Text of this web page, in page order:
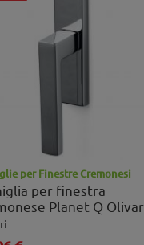
per Finestre Cremonesi
per finestra
Planet Q